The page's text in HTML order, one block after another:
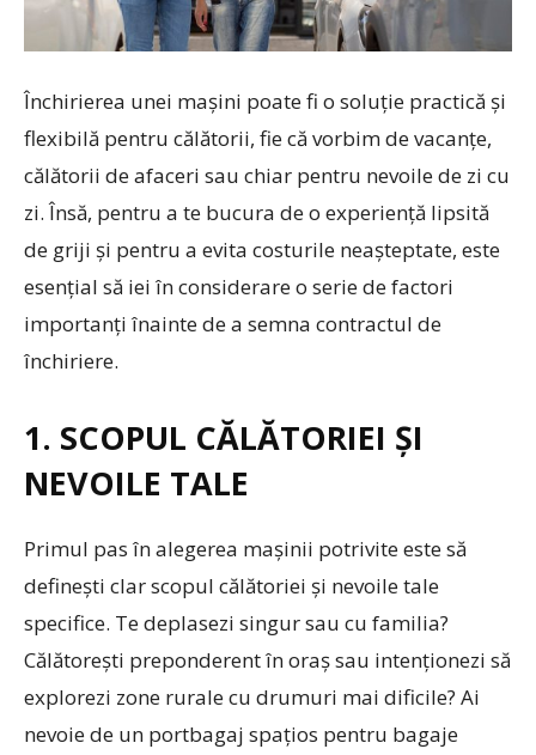
Închirierea unei mașini poate fi o soluție practică și
flexibilă pentru călătorii, fie că vorbim de vacanțe,
călătorii de afaceri sau chiar pentru nevoile de zi cu
zi. Însă, pentru a te bucura de o experiență lipsită
de griji și pentru a evita costurile neașteptate, este
esențial să iei în considerare o serie de factori
importanți înainte de a semna contractul de
închiriere.
1. SCOPUL CĂLĂTORIEI ȘI
NEVOILE TALE
Primul pas în alegerea mașinii potrivite este să
definești clar scopul călătoriei și nevoile tale
specifice. Te deplasezi singur sau cu familia?
Călătorești preponderent în oraș sau intenționezi să
explorezi zone rurale cu drumuri mai dificile? Ai
nevoie de un portbagaj spațios pentru bagaje